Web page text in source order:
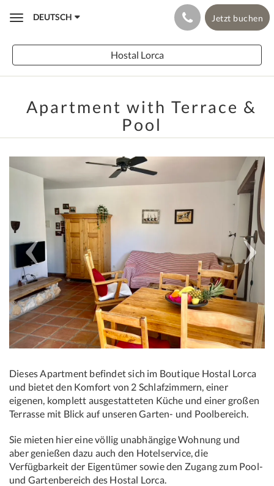
ToggleDEUTSCH Jetzt buchen
Hostal Lorca
Apartment with Terrace &
Pool
Next
Dieses Apartment befindet sich im Boutique Hostal Lorca
und bietet den Komfort von 2 Schlafzimmern, einer
eigenen, komplett ausgestatteten Küche und einer großen
Terrasse mit Blick auf unseren Garten- und Poolbereich.
Sie mieten hier eine völlig unabhängige Wohnung und
aber genießen dazu auch den Hotelservice, die
Verfügbarkeit der Eigentümer sowie den Zugang zum Pool-
und Gartenbereich des Hostal Lorca.